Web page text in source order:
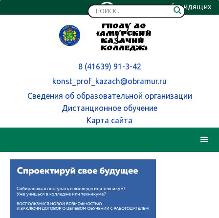
Версия для слабовидящих
ГПОАУ АО
«Амурский
казачий
колледж»
8 (41639) 91-3-42
konst_prof_kazach@obramur.ru
Сведения об образовательной организации
Дистанционное обучение
Карта сайта